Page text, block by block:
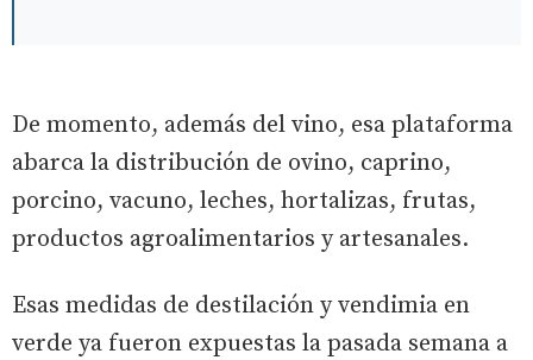
De momento, además del vino, esa plataforma
abarca la distribución de ovino, caprino,
porcino, vacuno, leches, hortalizas, frutas,
productos agroalimentarios y artesanales.
Esas medidas de destilación y vendimia en
verde ya fueron expuestas la pasada semana a